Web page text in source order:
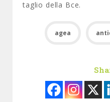
taglio della Bce.
agea